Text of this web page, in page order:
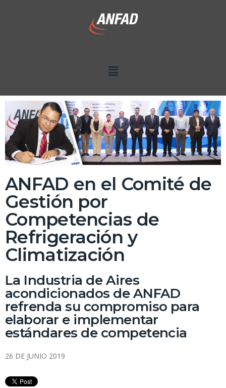
ANFAD en el Comité de
Gestión por
Competencias de
Refrigeración y
Climatización
La Industria de Aires
acondicionados de ANFAD
refrenda su compromiso para
elaborar e implementar
estándares de competencia
26 DE JUNIO 2019